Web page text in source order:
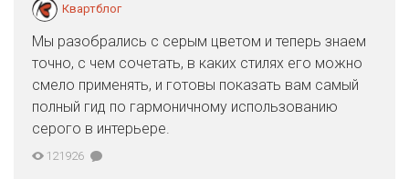
Квартблог
Мы разобрались с серым цветом и теперь знаем
точно, с чем сочетать, в каких стилях его можно
смело применять, и готовы показать вам самый
полный гид по гармоничному использованию
серого в интерьере.
121926